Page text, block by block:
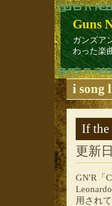
Guns
ガンズア
わった楽
i song
If the
更新
GN'R「
用され